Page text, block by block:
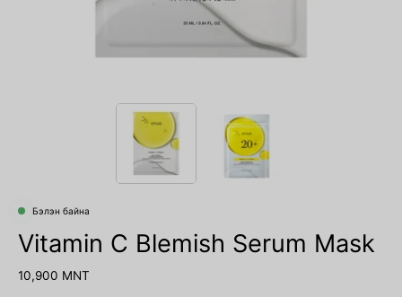
Бэлэн байна
Vitamin C Blemish Serum Mask
10,900 MNT